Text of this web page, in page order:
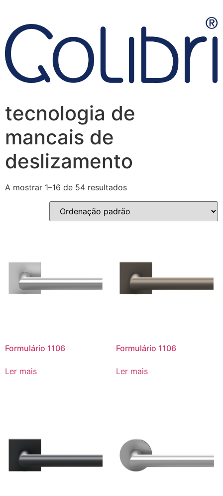
tecnologia de
mancais de
deslizamento
A mostrar 1–16 de 54 resultados
Formulário 1106
Ler mais
Formulário 1106
Ler mais